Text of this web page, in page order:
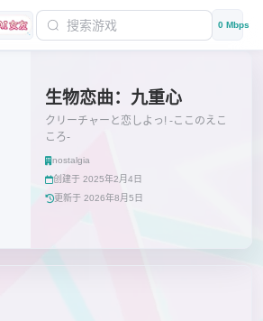
0 Mbps
生物恋曲：九重心
クリーチャーと恋しよっ! -ここのえこ
ころ-
nostalgia
创建于 2025年2月4日
更新于 2026年8月5日